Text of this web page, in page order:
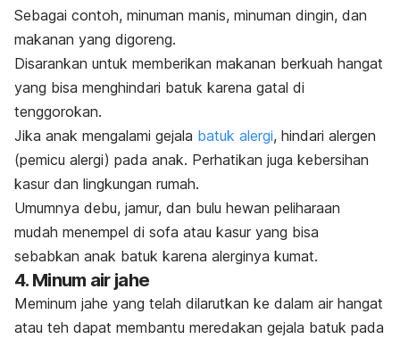
Sebagai contoh, minuman manis, minuman dingin, dan
makanan yang digoreng.
Disarankan untuk memberikan makanan berkuah hangat
yang bisa menghindari batuk karena gatal di
tenggorokan.
Jika anak mengalami gejala batuk alergi, hindari alergen
(pemicu alergi) pada anak. Perhatikan juga kebersihan
kasur dan lingkungan rumah.
Umumnya debu, jamur, dan bulu hewan peliharaan
mudah menempel di sofa atau kasur yang bisa
sebabkan anak batuk karena alerginya kumat.
4. Minum air jahe
Meminum jahe yang telah dilarutkan ke dalam air hangat
atau teh dapat membantu meredakan gejala batuk pada